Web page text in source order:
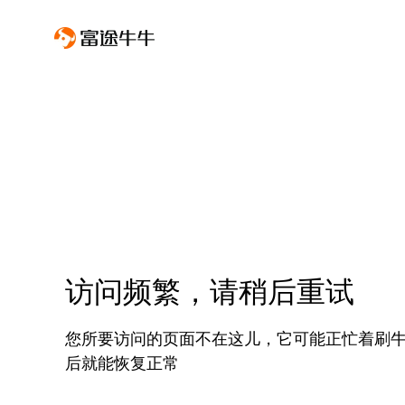
访问频繁，请稍后重试
您所要访问的页面不在这儿，它可能正忙着刷
后就能恢复正常